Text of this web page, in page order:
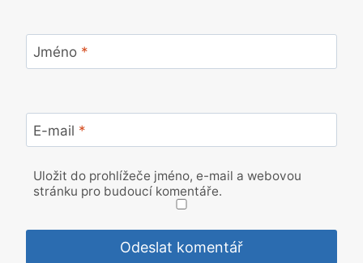
Jméno *
E-mail *
Uložit do prohlížeče jméno, e-mail a webovou
stránku pro budoucí komentáře.